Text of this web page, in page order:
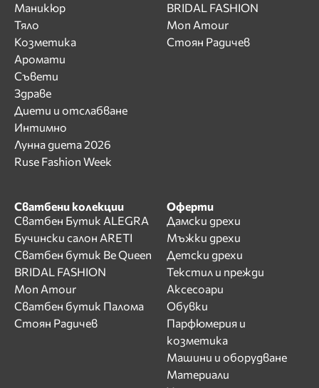
Маникюр
Тяло
Козметика
Аромати
Съвети
Здраве
Диети и отслабване
Интимно
Лунна диета 2026
Ruse Fashion Week
BRIDAL FASHION
Mon Amour
Стоян Радичев
Сватбени колекции
Сватбен Бутик ALEGRA
Бучински салон ARETI
Сватбен бутик Be Queen
BRIDAL FASHION
Mon Amour
Сватбен бутик Палома
Стоян Радичев
Оферти
Дамски дрехи
Мъжки дрехи
Детски дрехи
Текстил и прежди
Аксесоари
Обувки
Парфюмерия и
козметика
Машини и оборудване
Материали